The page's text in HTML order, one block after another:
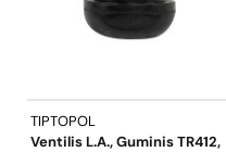
TIPTOPOL
Ventilis L.a., Guminis TR412,